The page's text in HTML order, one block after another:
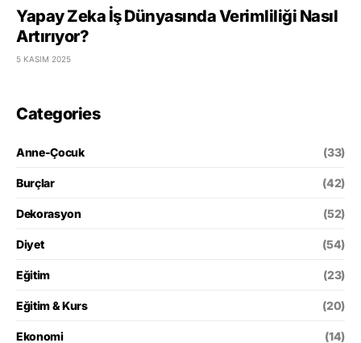
Yapay Zeka İş Dünyasında Verimliliği Nasıl
Artırıyor?
5 KASIM 2025
Categories
Anne-Çocuk (33)
Burçlar (42)
Dekorasyon (52)
Diyet (54)
Eğitim (23)
Eğitim & Kurs (20)
Ekonomi (14)